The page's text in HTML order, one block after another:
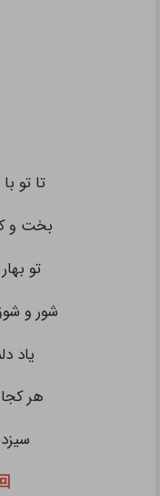
تا تو
بخت و
تو
شور و
یاد
هر